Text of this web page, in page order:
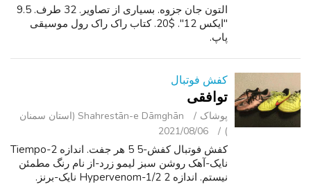
التون جان جزوه. بسیاری از تصاویر. 32 طرف. 9.5
"ایکس 12". $20. کتاب راک راک رول موسیقی
پاپ.
کفش فوتبال
توافقی
پوشاک
Shahrestān-e Dāmghān (استان سمنان
)
2021/08/06
کفش فوتبال کفش-5 5 هر جفت. اندازه 2-Tiempo
نایک-آهک روشن سبز لیمو زرد-از نام رنگ مطمئن
نیستم. اندازه 2 1/2-Hypervenom نایک-برنز.